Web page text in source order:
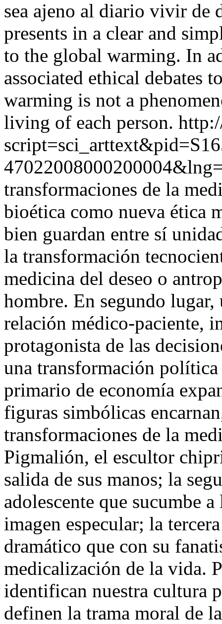
sea ajeno al diario vivir de
presents in a clear and
to the global warming. In
associated ethical debates
warming is not a
living of each person.
transformaciones de la
bioética como nueva ética
bien guardan entre sí
la transformación
medicina del deseo o
hombre. En segundo
relación médico-paciente,
protagonista de las
una transformación
primario de economía
figuras simbólicas
transformaciones de la
Pigmalión, el escultor
salida de sus manos; la
adolescente que sucumbe
imagen especular; la
dramático que con su
medicalización de la vida.
identifican nuestra cultura
definen la trama moral de